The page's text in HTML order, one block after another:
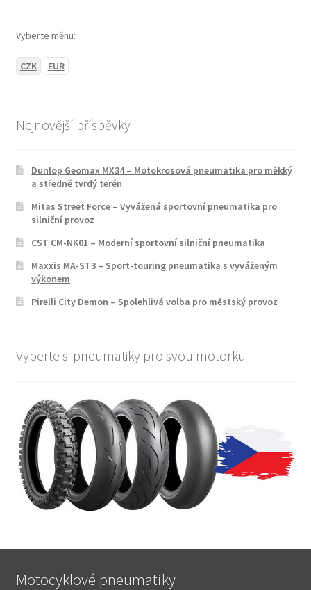
Vyberte měnu:
CZK EUR
Nejnovější příspěvky
Dunlop Geomax MX34 – Motokrosová pneumatika pro měkký
a středně tvrdý terén
Mitas Street Force – Vyvážená sportovní pneumatika pro
silniční provoz
CST CM-NK01 – Moderní sportovní silniční pneumatika
Maxxis MA-ST3 – Sport-touring pneumatika s vyváženým
výkonem
Pirelli City Demon – Spolehlivá volba pro městský provoz
Vyberte si pneumatiky pro svou motorku
Motocyklové pneumatiky